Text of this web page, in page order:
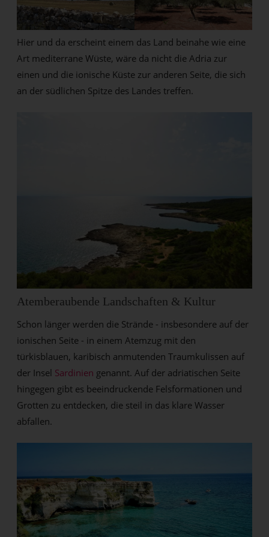
Hier und da erscheint einem das Land beinahe wie eine
Art mediterrane Wüste, wäre da nicht die Adria zur
einen und die ionische Küste zur anderen Seite, die sich
an der südlichen Spitze des Landes treffen.
Atemberaubende Landschaften & Kultur
Schon länger werden die Strände - insbesondere auf der
ionischen Seite - in einem Atemzug mit den
türkisblauen, karibisch anmutenden Traumkulissen auf
der Insel Sardinien genannt. Auf der adriatischen Seite
hingegen gibt es beeindruckende Felsformationen und
Grotten zu entdecken, die steil in das klare Wasser
abfallen.